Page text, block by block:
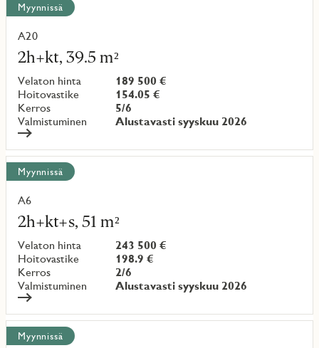
Myynnissä
A20
2h+kt, 39.5 m²
Velaton hinta
189 500 €
Hoitovastike
154.05 €
Kerros
5/6
Valmistuminen
Alustavasti syyskuu 2026
Lue
lisää
kohteesta
Myynnissä
A6
2h+kt+s, 51 m²
Velaton hinta
243 500 €
Hoitovastike
198.9 €
Kerros
2/6
Valmistuminen
Alustavasti syyskuu 2026
Lue
lisää
kohteesta
Myynnissä